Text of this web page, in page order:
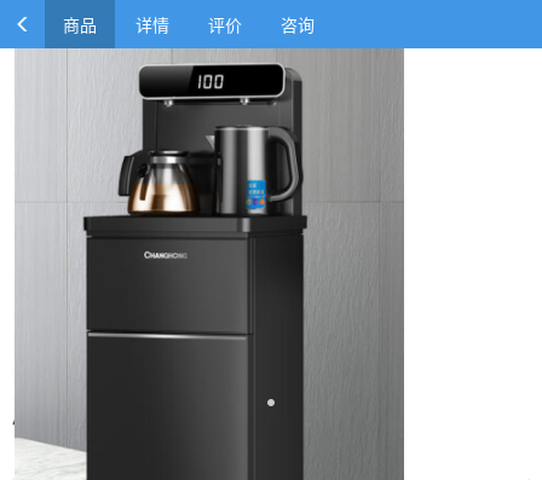
商品 详情 评价 咨询
饮水机 zxk-230718094834
￥230.00